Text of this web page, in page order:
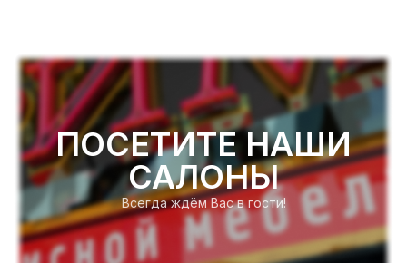
ПОСЕТИТЕ НАШИ
САЛОНЫ
Всегда ждём Вас в гости!